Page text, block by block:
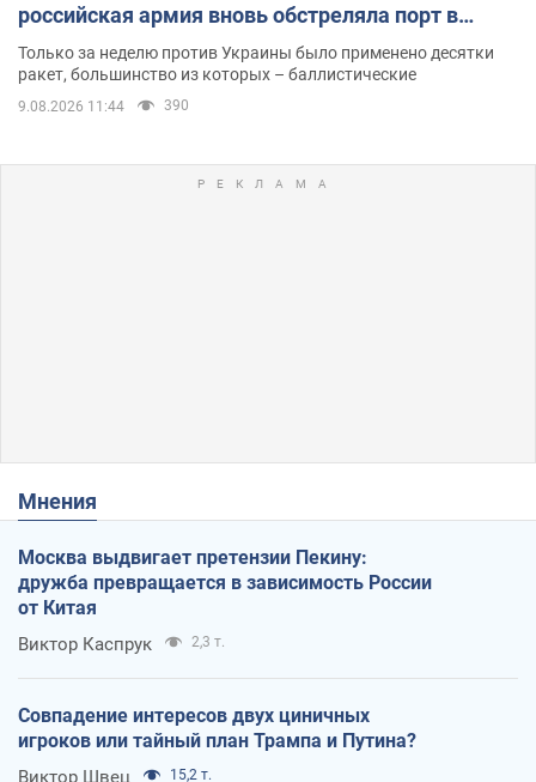
российская армия вновь обстреляла порт в
Одессе
Только за неделю против Украины было применено десятки
ракет, большинство из которых – баллистические
9.08.2026 11:44 390
Мнения
Москва выдвигает претензии Пекину:
дружба превращается в зависимость России
от Китая
Виктор Каспрук 2,3 т.
Совпадение интересов двух циничных
игроков или тайный план Трампа и Путина?
Виктор Швец 15,2 т.